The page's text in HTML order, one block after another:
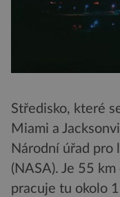
Středisko, které
Miami a
Národní úřad pro
(NASA). Je 55
pracuje tu okolo